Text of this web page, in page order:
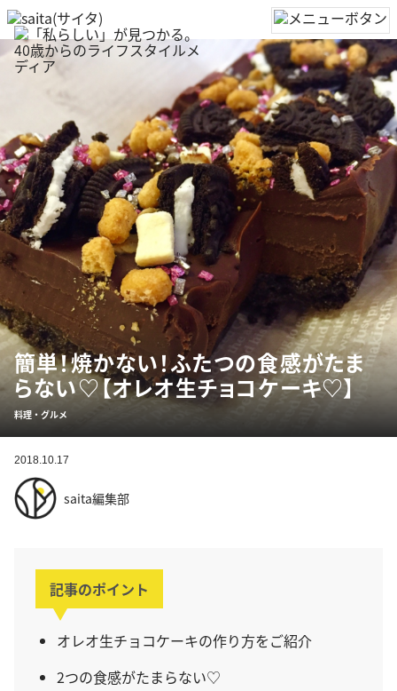
簡単！焼かない！ふたつの食感がたま
らない♡【オレオ生チョコケーキ♡】
料理・グルメ
2018.10.17
saita編集部
記事のポイント
オレオ生チョコケーキの作り方をご紹介
2つの食感がたまらない♡